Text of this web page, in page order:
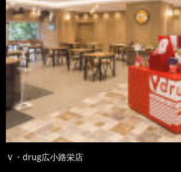
Ｖ・drug広小路栄店